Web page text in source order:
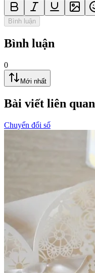
Bình luận
Bình luận
0
Mới nhất
Bài viết liên quan
Chuyển đổi số